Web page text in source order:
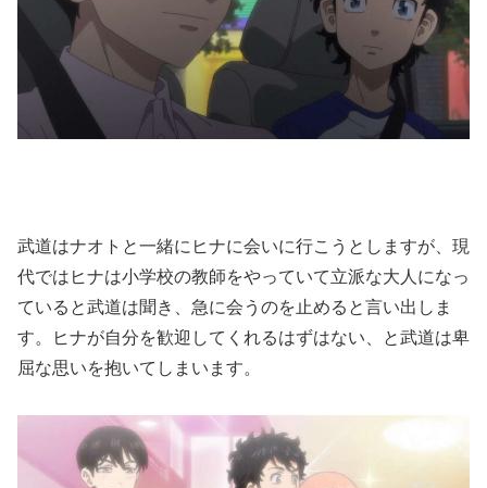
武道はナオトと一緒にヒナに会いに行こうとしますが、現
代ではヒナは小学校の教師をやっていて立派な大人になっ
ていると武道は聞き、急に会うのを止めると言い出しま
す。ヒナが自分を歓迎してくれるはずはない、と武道は卑
屈な思いを抱いてしまいます。